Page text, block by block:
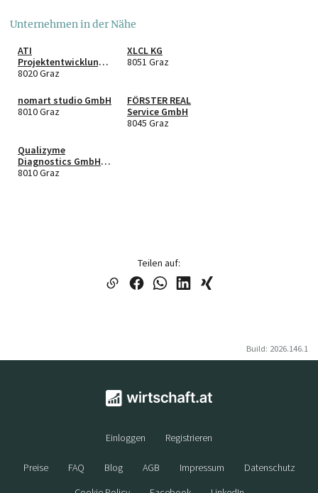
Unternehmen in der Nähe
ATI
Projektentwicklung
GmbH
8020 Graz
XLCL KG
8051 Graz
nomart studio GmbH
8010 Graz
FÖRSTER REAL
Service GmbH
8045 Graz
Qualizyme
Diagnostics GmbH &
Co KG
8010 Graz
Teilen auf:
Build: 2026.146.1
Einloggen Registrieren
Preise FAQ Blog AGB Impressum
Datenschutz